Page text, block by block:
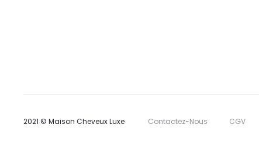
2021 © Maison Cheveux Luxe Contactez-Nous CGV